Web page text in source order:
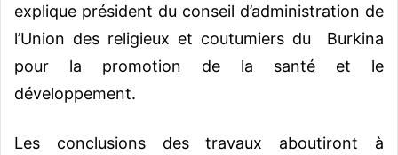
explique président du conseil d’administration de
l’Union des religieux et coutumiers du Burkina
pour la promotion de la santé et le
développement.
Les conclusions des travaux aboutiront à